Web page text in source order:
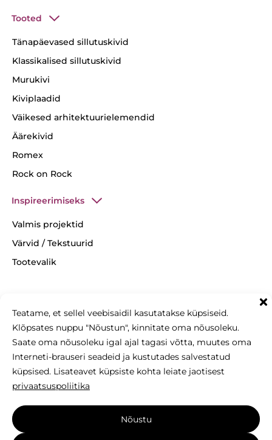
Teatame, et sellel veebisaidil kasutatakse küpsiseid.
Klõpsates nuppu "Nõustun", kinnitate oma nõusoleku.
Saate oma nõusoleku igal ajal tagasi võtta, muutes oma
Interneti-brauseri seadeid ja kustutades salvestatud
küpsised. Lisateavet küpsiste kohta leiate jaotisest
privaatsuspoliitika
Nõustu
Tooted
Tänapäevased sillutuskivid
Klassikalised sillutuskivid
Murukivi
Kiviplaadid
Väikesed arhitektuurielemendid
Äärekivid
Romex
Rock on Rock
Inspireerimiseks
Valmis projektid
Värvid / Tekstuurid
Tootevalik
+37253008655
info@betonomozaika.ee
Käesoleva veebilehe sisu, tekstid ja fotod on Betono
Mozaika omand ja neid ei tohi ilma kirjaliku loata